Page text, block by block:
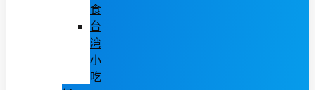
食
台
湾
小
吃